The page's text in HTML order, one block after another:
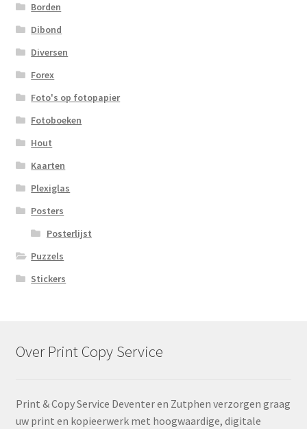
Borden
Dibond
Diversen
Forex
Foto's op fotopapier
Fotoboeken
Hout
Kaarten
Plexiglas
Posters
Posterlijst
Puzzels
Stickers
Over Print Copy Service
Print & Copy Service Deventer en Zutphen verzorgen graag
uw print en kopieerwerk met hoogwaardige, digitale